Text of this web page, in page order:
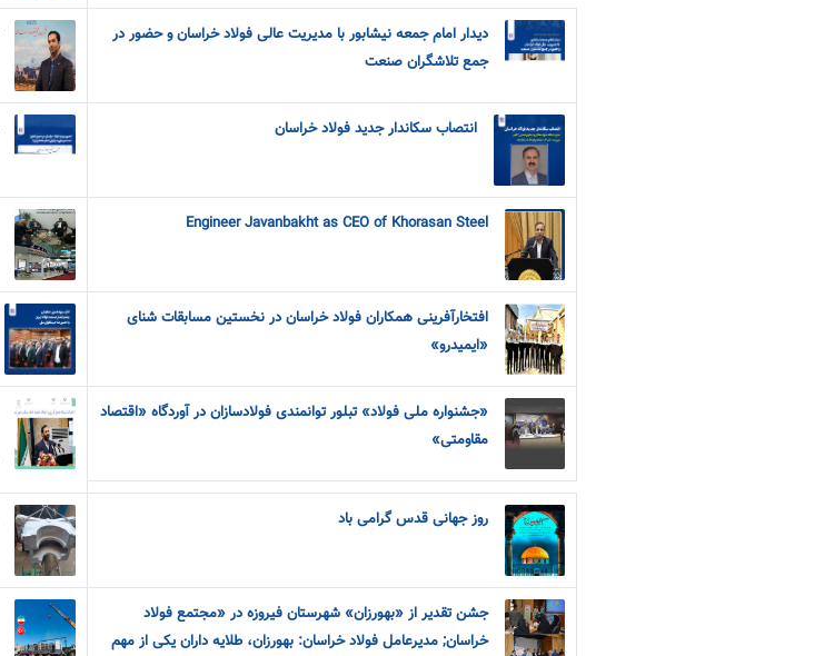
دیدار امام جمعه نیشابور با مدیریت عالی فولاد خراسان و حضور در
جمع تلاشگران صنعت
انتصاب سکاندار جدید فولاد خراسان
Engineer Javanbakht as CEO of Khorasan Steel
افتخارآفرینی همکاران فولاد خراسان در نخستین مسابقات شنای
«ایمیدرو»
«جشنواره ملی فولاد» تبلور توانمندی فولادسازان در آوردگاه «اقتصاد
مقاومتی»
روز جهانی قدس گرامی باد
جشن تقدیر از «بهورزان» شهرستان فیروزه در «مجتمع فولاد
خراسان; مدیرعامل فولاد خراسان: بهورزان، طلایه داران یکی از مهم